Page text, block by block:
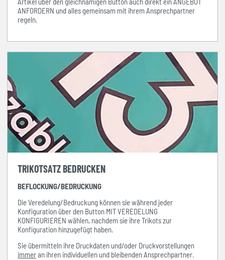
ANFORDERN und alles gemeinsam mit ihrem Ansprechpartner
regeln.
TRIKOTSATZ BEDRUCKEN
BEFLOCKUNG/BEDRUCKUNG
Die Veredelung/Bedruckung können sie während jeder
Konfiguration über den Button MIT VEREDELUNG
KONFIGURIEREN wählen, nachdem sie ihre Trikots zur
Konfiguration hinzugefügt haben.
Sie übermitteln ihre Druckdaten und/oder Druckvorstellungen
immeran ihren individuellen und bleibenden Ansprechpartner.